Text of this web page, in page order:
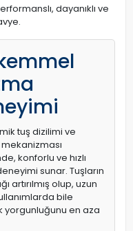
dayanıklı ve
tuş dizilimi ve
konforlu ve hızlı
sunar. Tuşların
artırılmış olup, uzun
bile
yorgunluğunu en aza